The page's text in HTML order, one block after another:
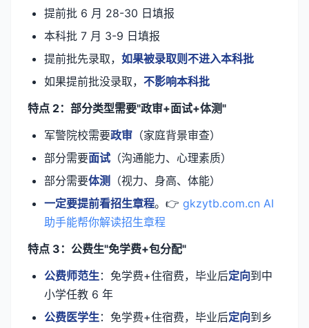
提前批 6 月 28-30 日填报
本科批 7 月 3-9 日填报
提前批先录取， 如果被录取则不进入本科批
如果提前批没录取， 不影响本科批
特点 2：部分类型需要"政审+面试+体测"
军警院校需要政审 （家庭背景审查）
部分需要面试 （沟通能力、心理素质）
部分需要体测 （视力、身高、体能）
一定要提前看招生章程。👉 gkzytb.com.cn AI
助手能帮你解读招生章程
特点 3：公费生"免学费+包分配"
公费师范生：免学费+住宿费，毕业后定向到中
小学任教 6 年
公费医学生：免学费+住宿费，毕业后定向到乡